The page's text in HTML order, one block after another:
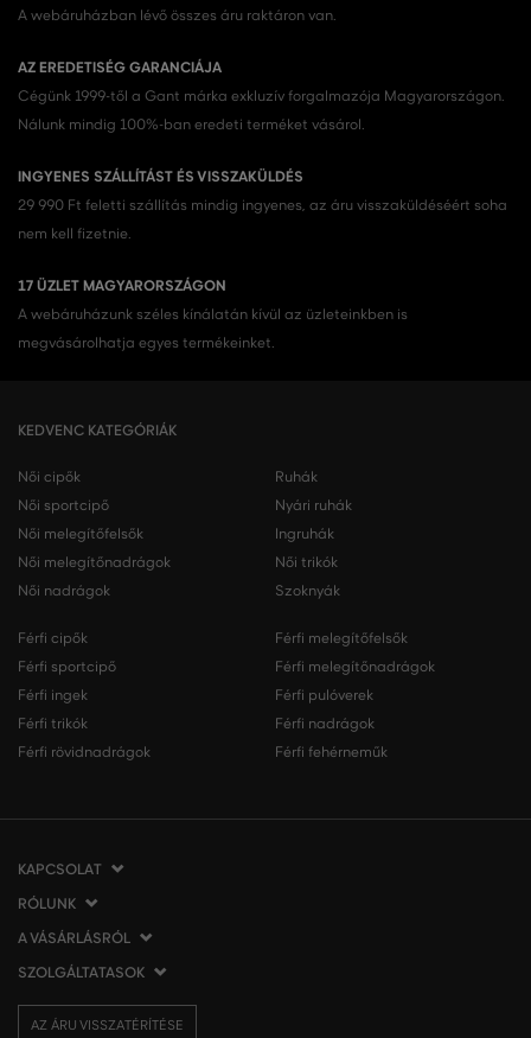
A webáruházban lévő összes áru raktáron van.
AZ EREDETISÉG GARANCIÁJA
Cégünk 1999-től a Gant márka exkluzív forgalmazója Magyarországon.
Nálunk mindig 100%-ban eredeti terméket vásárol.
INGYENES SZÁLLÍTÁST ÉS VISSZAKÜLDÉS
29 990 Ft feletti szállítás mindig ingyenes, az áru visszaküldéséért soha
nem kell fizetnie.
17 ÜZLET MAGYARORSZÁGON
A webáruházunk széles kínálatán kívül az üzleteinkben is
megvásárolhatja egyes termékeinket.
KEDVENC KATEGÓRIÁK
Női cipők
Női sportcipő
Női melegítőfelsők
Női melegítőnadrágok
Női nadrágok
Ruhák
Nyári ruhák
Ingruhák
Női trikók
Szoknyák
Férfi cipők
Férfi sportcipő
Férfi ingek
Férfi trikók
Férfi rövidnadrágok
Férfi melegítőfelsők
Férfi melegítőnadrágok
Férfi pulóverek
Férfi nadrágok
Férfi fehérneműk
KAPCSOLAT
VERMONT Services Slovakia s. r. o.
Vlčie hrdlo 53
821 07 Bratislava
tel.: 06 1 901 1901
RÓLUNK
Cégünkről
Elérhetőség
Affiliate
A VÁSÁRLÁSRÓL
A vásárlás menete
Általános szerződési feltételek
Az áru visszatérítése/visszáru
SZOLGÁLTATASOK
Szállítás és fizetés
AZ ÁRU VISSZATÉRÍTÉSE